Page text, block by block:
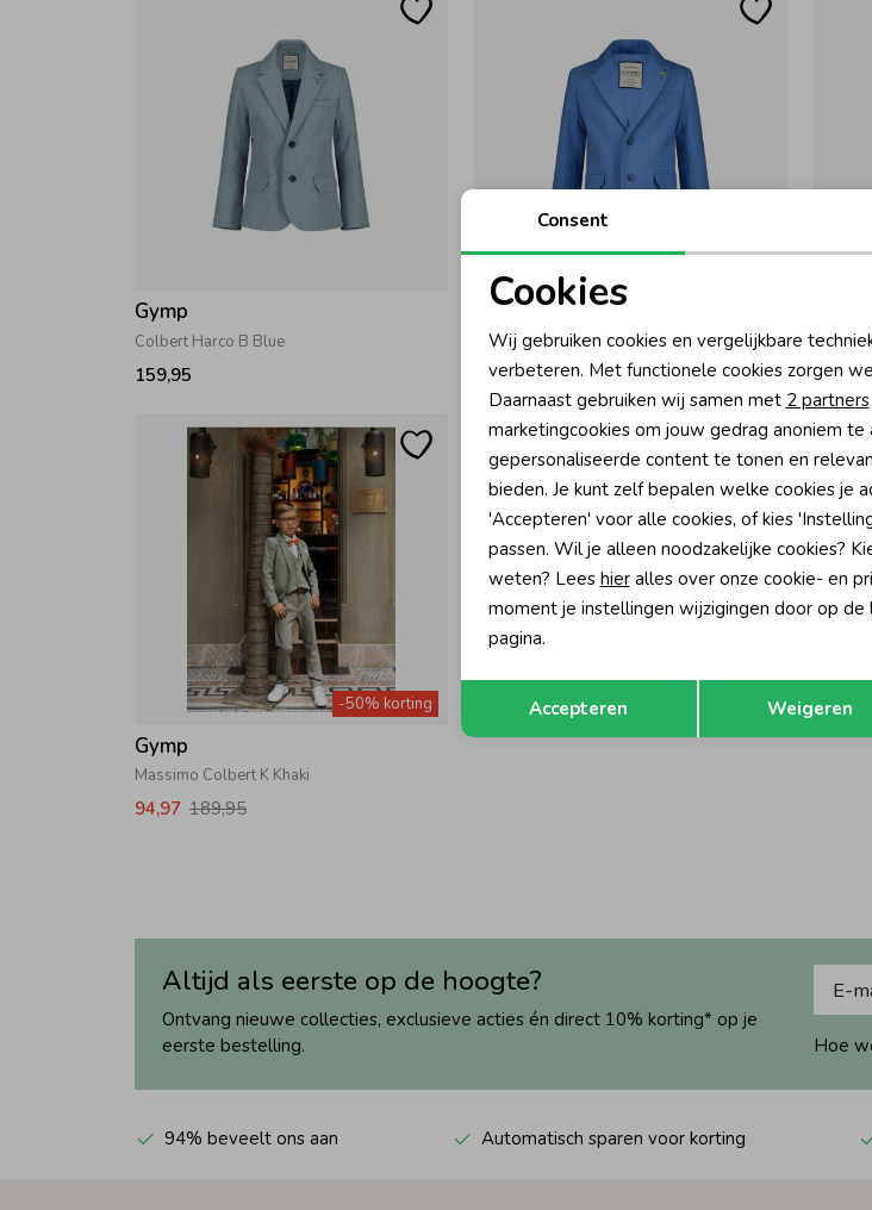
Gymp
Colbert Harco B Blue
159,95
Gymp
Colbert Ibo B Blue
199,95
Colbert
169,95
-50% korting
Gymp
Massimo Colbert K Khaki
94,97 189,95
Altijd als eerste op de hoogte?
Ontvang nieuwe collecties, exclusieve acties én direct 10% korting* op je
eerste bestelling.
Hoe
94% beveelt ons aan Automatisch sparen voor korting
Noodzakelijke cookies
Analytische cookies
Consent
Cookies
Wij gebruiken cookies en vergelijkbare
verbeteren. Met functionele cookies zorgen
Daarnaast gebruiken wij samen met 2 partners
marketingcookies om jouw gedrag anoniem te
gepersonaliseerde content te tonen en
bieden. Je kunt zelf bepalen welke cookies je
'Accepteren' voor alle cookies, of kies
passen. Wil je alleen noodzakelijke cookies?
weten? Lees hieralles over onze cookie- en
moment je instellingen wijzigingen door op de
pagina.
Accepteren Weigeren